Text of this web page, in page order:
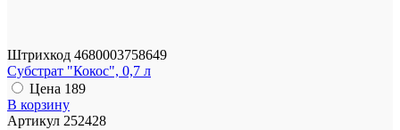
Штрихкод 4680003758649
Субстрат "Кокос", 0,7 л
Цена 189
В корзину
Артикул 252428